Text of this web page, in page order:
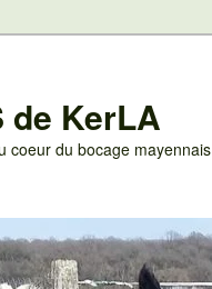
de KerLA
coeur du bocage mayennais